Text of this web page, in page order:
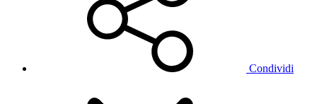
Condividi